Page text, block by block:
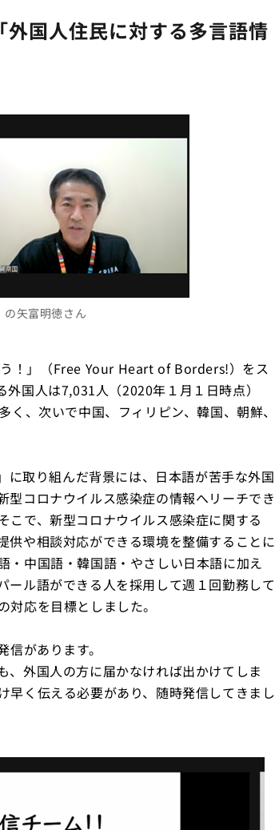
国人住民に対する多言語情
の矢富明徳さん
！」（Free Your Heart of Borders!）をス
国人は7,031人（2020年１月１日時点）
、次いで中国、フィリピン、韓国、朝鮮、
取り組んだ背景には、日本語が苦手な外国
コロナウイルス感染症の情報へリーチでき
こで、新型コロナウイルス感染症に関する
供や相談対応ができる環境を整備することに
・中国語・韓国語・やさしい日本語に加え
ル語ができる人を採用して週１回勤務して
応を目標としました。
があります。
、外国人の方に届かなければ出かけてしま
早く伝える必要があり、随時発信してきまし